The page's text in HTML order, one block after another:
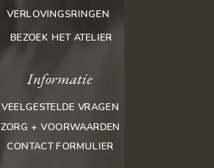
BEZOEK HET ATELIER
VERLOVINGSRINGEN
CONTACT FORMULIER
ZORG + VOORWAARDEN
VEELGESTELDE VRAGEN
Informatie